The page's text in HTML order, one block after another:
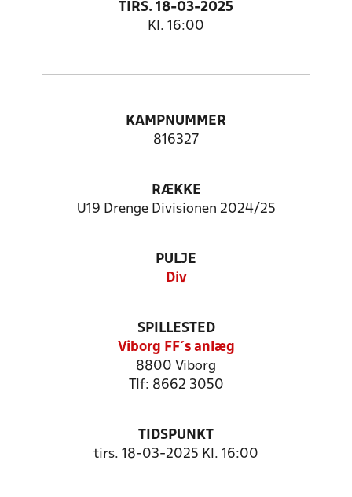
TIRS. 18-03-2025
Kl. 16:00
KAMPNUMMER
816327
RÆKKE
U19 Drenge Divisionen 2024/25
PULJE
Div
SPILLESTED
Viborg FF´s anlæg
8800 Viborg
Tlf: 8662 3050
TIDSPUNKT
tirs. 18-03-2025 Kl. 16:00